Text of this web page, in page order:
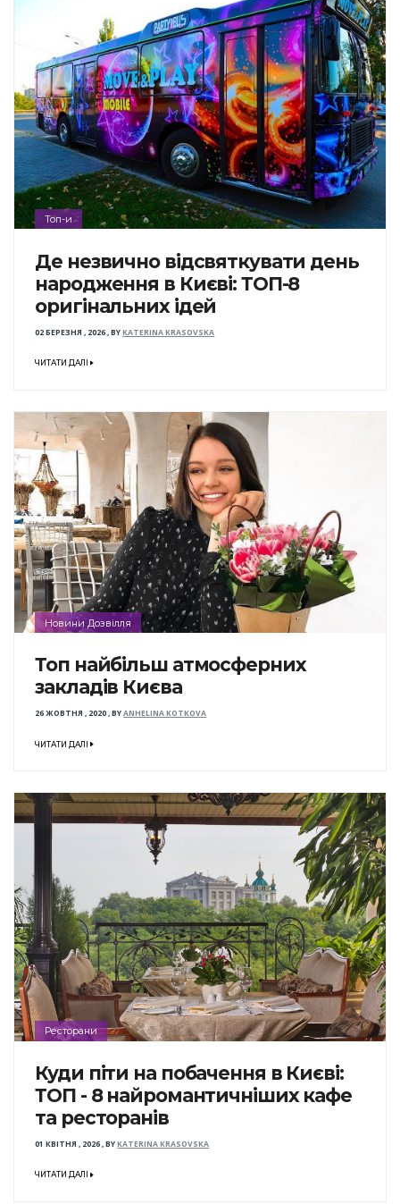
Топ-и
Де незвично відсвяткувати день
народження в Києві: ТОП-8
оригінальних ідей
02 БЕРЕЗНЯ , 2026,BYKATERINA KRASOVSKA
ЧИТАТИ ДАЛІ
Новини Дозвілля
Топ найбільш атмосферних
закладів Києва
26 ЖОВТНЯ , 2020,BYANHELINA KOTKOVA
ЧИТАТИ ДАЛІ
Ресторани
Куди піти на побачення в Києві:
ТОП - 8 найромантичніших кафе
та ресторанів
01 КВІТНЯ , 2026,BYKATERINA KRASOVSKA
ЧИТАТИ ДАЛІ